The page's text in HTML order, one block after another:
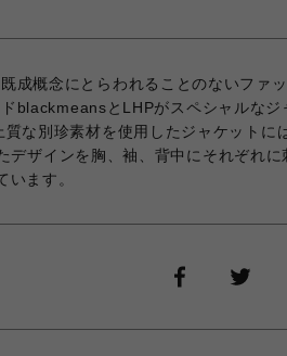
成概念にとらわれることのないファ
blackmeansとLHPがスペシャルなジ
な別珍素材を使用したジャケットに
ザインを胸、袖、背中にそれぞれに
ます。